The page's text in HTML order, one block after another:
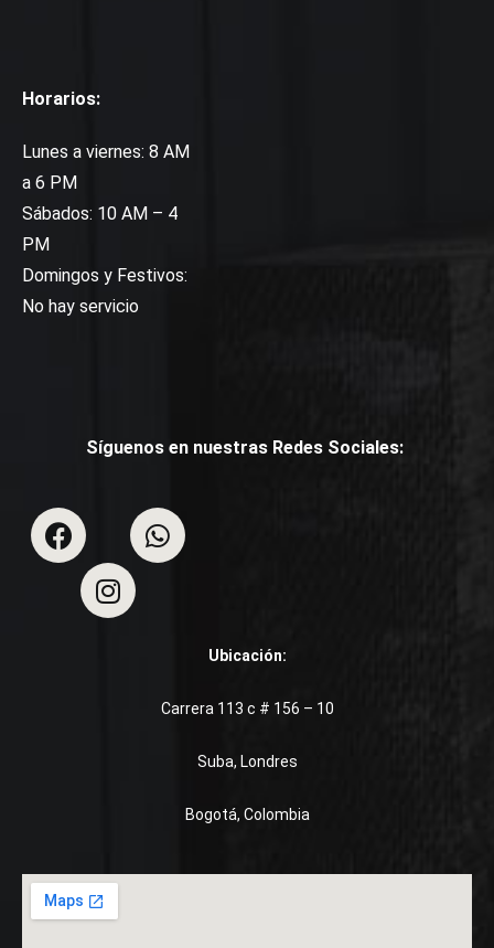
Horarios:
Lunes a viernes: 8 AM
a 6 PM
Sábados: 10 AM – 4
PM
Domingos y Festivos:
No hay servicio
Síguenos en nuestras Redes Sociales:
Ubicación:
Carrera 113 c # 156 – 10
Suba, Londres
Bogotá, Colombia